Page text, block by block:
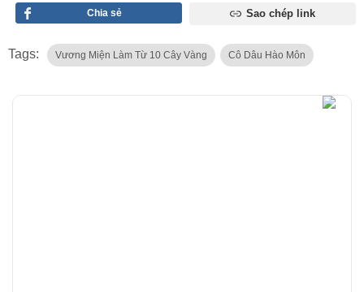
Chia sẻ Sao chép link
Tags: Vương Miện Làm Từ 10 Cây Vàng Cô Dâu Hào Môn